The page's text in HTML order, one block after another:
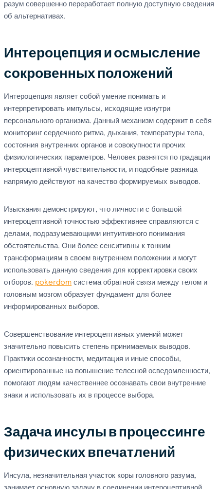
разум совершенно переработает полную доступную сведения
об альтернативах.
Интероцепция и осмысление
сокровенных положений
Интероцепция являет собой умение понимать и
интерпретировать импульсы, исходящие изнутри
персонального организма. Данный механизм содержит в себя
мониторинг сердечного ритма, дыхания, температуры тела,
состояния внутренних органов и совокупности прочих
физиологических параметров. Человек разнятся по градации
интероцептивной чувствительности, и подобные разница
напрямую действуют на качество формируемых выводов.
Изыскания демонстрируют, что личности с большой
интероцептивной точностью эффективнее справляются с
делами, подразумевающими интуитивного понимания
обстоятельства. Они более сенситивны к тонким
трансформациям в своем внутреннем положении и могут
использовать данную сведения для корректировки своих
отборов. pokerdom система обратной связи между телом и
головным мозгом образует фундамент для более
информированных выборов.
Совершенствование интероцептивных умений может
значительно повысить степень принимаемых выводов.
Практики осознанности, медитация и иные способы,
ориентированные на повышение телесной осведомленности,
помогают людям качественнее осознавать свои внутренние
знаки и использовать их в процессе выбора.
Задача инсулы в процессинге
физических впечатлений
Инсула, незначительная участок коры головного разума,